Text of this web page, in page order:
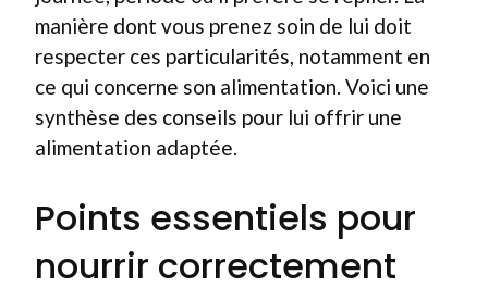
manière dont vous prenez soin de lui doit
respecter ces particularités, notamment en
ce qui concerne son alimentation. Voici une
synthèse des conseils pour lui offrir une
alimentation adaptée.
Points essentiels pour
nourrir correctement